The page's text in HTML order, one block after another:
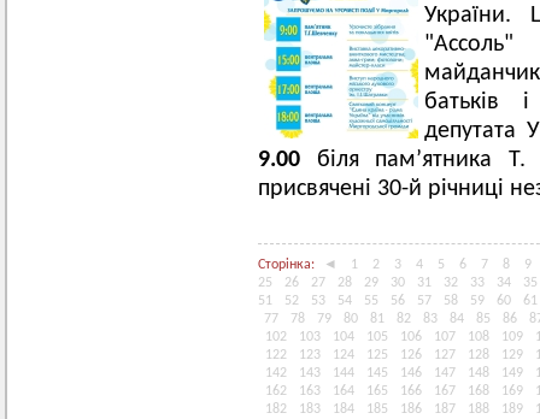
"Ассоль"
батьків
депутата
9.00 біля пам’ятника Т.
присвячені 30-й річниці
Сторінка: ◄ 1 2 3 4 5 6 7 8
9
25
26 27 28 29 30 31 32 33 34
35
51
52 53 54 55 56 57 58 59 60
61
77
78 79 80 81 82 83 84 85 86
102
103 104 105 106 107 108 109
122
123 124 125 126 127 128 129
142
143 144 145 146 147 148 149
162
163 164 165 166 167 168 169
182
183 184 185 186 187 188 189